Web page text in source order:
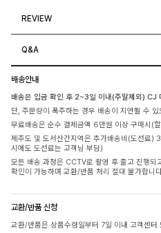
REVIEW
Q&A
배송안내
배송은 입금 확인 후 2~3일 이내(주말제외) CJ
단, 주문량이 폭주하는 경우 배송이 지연될 수 있
무료배송은 순수 결제금액 6만원 이상 구매시(
제주도 및 도서산간지역은 추가배송비(도선료
시에도 도선료는 고객님 부담)
모든 배송 과정은 CCTV로 촬영 후 출고 진행되
확인이 가능하며 교환/반품 처리 절대 불가합니
교환/반품 신청
교환/반품은 상품수령일부터 7일 이내 고객센터